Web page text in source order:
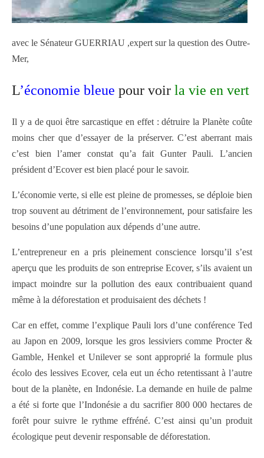
avec le Sénateur GUERRIAU ,expert sur la question des Outre-
Mer,
L’économie bleue pour voir la vie en vert
Il y a de quoi être sarcastique en effet : détruire la Planète coûte
moins cher que d’essayer de la préserver. C’est aberrant mais
c’est bien l’amer constat qu’a fait Gunter Pauli. L’ancien
président d’Ecover est bien placé pour le savoir.
L’économie verte, si elle est pleine de promesses, se déploie bien
trop souvent au détriment de l’environnement, pour satisfaire les
besoins d’une population aux dépends d’une autre.
L’entrepreneur en a pris pleinement conscience lorsqu’il s’est
aperçu que les produits de son entreprise Ecover, s’ils avaient un
impact moindre sur la pollution des eaux contribuaient quand
même à la déforestation et produisaient des déchets !
Car en effet, comme l’explique Pauli lors d’une conférence Ted
au Japon en 2009, lorsque les gros lessiviers comme Procter &
Gamble, Henkel et Unilever se sont approprié la formule plus
écolo des lessives Ecover, cela eut un écho retentissant à l’autre
bout de la planète, en Indonésie. La demande en huile de palme
a été si forte que l’Indonésie a du sacrifier 800 000 hectares de
forêt pour suivre le rythme effréné. C’est ainsi qu’un produit
écologique peut devenir responsable de déforestation.